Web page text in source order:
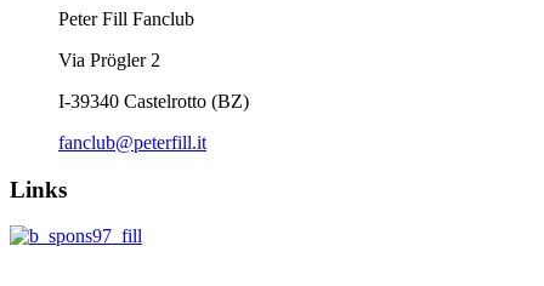
Peter Fill Fanclub
Via Prögler 2
I-39340 Castelrotto (BZ)
fanclub@peterfill.it
Links